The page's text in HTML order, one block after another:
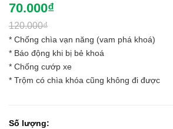
70.000₫
120.000₫
* Chống chìa vạn năng (vam phá khoá)
* Báo động khi bị bẻ khoá
* Chống cướp xe
* Trộm có chìa khóa cũng không đi được
Số lượng: